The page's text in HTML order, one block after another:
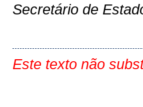
Secretário de
Este texto não